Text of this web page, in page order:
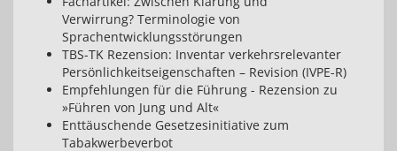
Verwirrung? Terminologie von
Sprachentwicklungsstörungen
TBS-TK Rezension: Inventar verkehrsrelevanter
Persönlichkeitseigenschaften – Revision (IVPE-R)
Empfehlungen für die Führung - Rezension zu
»Führen von Jung und Alt«
Enttäuschende Gesetzesinitiative zum
Tabakwerbeverbot